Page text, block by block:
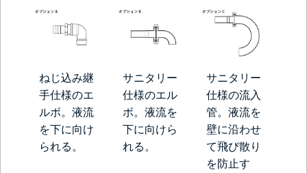
ねじ込み継
手仕様のエ
ルボ。液流
を下に向け
られる。
サニタリー
仕様のエル
ボ。液流を
下に向けら
れる。
サニタリー
仕様の流入
管。液流を
壁に沿わせ
て飛び散り
を防止す